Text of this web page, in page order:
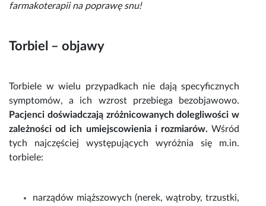
farmakoterapii na poprawę snu!
Torbiel – objawy
Torbiele w wielu przypadkach nie dają specyficznych
symptomów, a ich wzrost przebiega bezobjawowo.
Pacjenci doświadczają zróżnicowanych dolegliwości w
zależności od ich umiejscowienia i rozmiarów. Wśród
tych najczęściej występujących wyróżnia się m.in.
torbiele:
narządów miąższowych (nerek, wątroby, trzustki,